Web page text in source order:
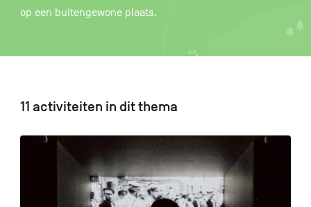
FR DE EN
secondaire
op een buitengewone plaats.
11 activiteiten in dit thema